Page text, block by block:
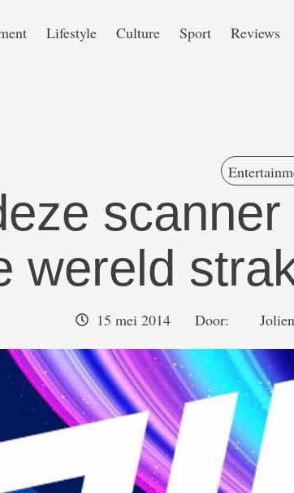
Lifestyle Culture Sport Reviews
wereld
15 mei 2014 Door: